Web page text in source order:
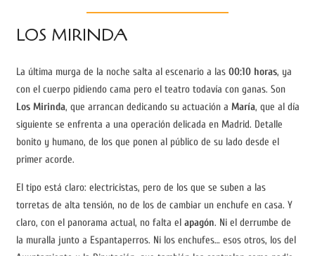
LOS MIRINDA
La última murga de la noche salta al escenario a las 00:10 horas, ya
con el cuerpo pidiendo cama pero el teatro todavía con ganas. Son
Los Mirinda, que arrancan dedicando su actuación a María, que al día
siguiente se enfrenta a una operación delicada en Madrid. Detalle
bonito y humano, de los que ponen al público de su lado desde el
primer acorde.
El tipo está claro: electricistas, pero de los que se suben a las
torretas de alta tensión, no de los de cambiar un enchufe en casa. Y
claro, con el panorama actual, no falta el apagón. Ni el derrumbe de
la muralla junto a Espantaperros. Ni los enchufes… esos otros, los del